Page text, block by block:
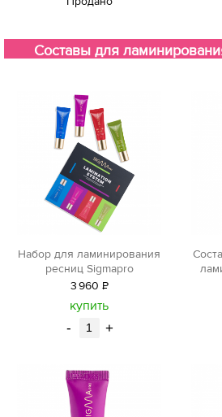
Составы для
Набор для ламинирования
ресниц Sigmapro
3960 Р
уб.
купить
- +